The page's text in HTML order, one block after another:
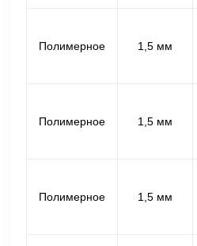
Полимерное 1,5 мм
Полимерное 1,5 мм
Полимерное 1,5 мм